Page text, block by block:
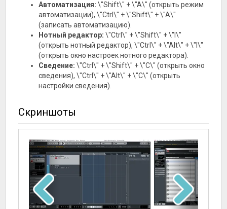
Автоматизация: \"Shift\" + \"A\" (открыть режим
автоматизации), \"Ctrl\" + \"Shift\" + \"A\"
(записать автоматизацию).
Нотный редактор: \"Ctrl\" + \"Shift\" + \"I\"
(открыть нотный редактор), \"Ctrl\" + \"Alt\" + \"I\"
(открыть окно настроек нотного редактора).
Сведение: \"Ctrl\" + \"Shift\" + \"C\" (открыть окно
сведения), \"Ctrl\" + \"Alt\" + \"C\" (открыть
настройки сведения).
Скриншоты